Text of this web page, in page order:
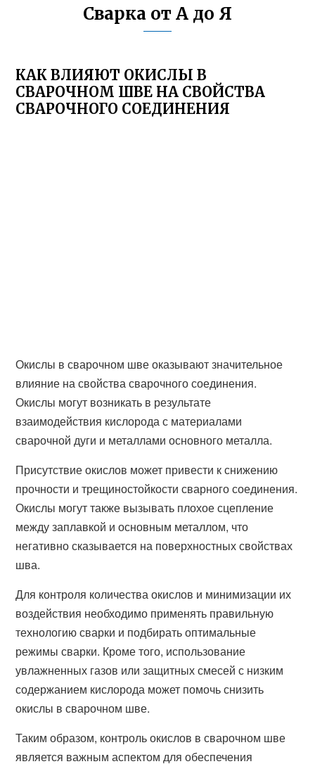
Сварка от А до Я
КАК ВЛИЯЮТ ОКИСЛЫ В
СВАРОЧНОМ ШВЕ НА СВОЙСТВА
СВАРОЧНОГО СОЕДИНЕНИЯ
Окислы в сварочном шве оказывают значительное
влияние на свойства сварочного соединения.
Окислы могут возникать в результате
взаимодействия кислорода с материалами
сварочной дуги и металлами основного металла.
Присутствие окислов может привести к снижению
прочности и трещиностойкости сварного соединения.
Окислы могут также вызывать плохое сцепление
между заплавкой и основным металлом, что
негативно сказывается на поверхностных свойствах
шва.
Для контроля количества окислов и минимизации их
воздействия необходимо применять правильную
технологию сварки и подбирать оптимальные
режимы сварки. Кроме того, использование
увлажненных газов или защитных смесей с низким
содержанием кислорода может помочь снизить
окислы в сварочном шве.
Таким образом, контроль окислов в сварочном шве
является важным аспектом для обеспечения